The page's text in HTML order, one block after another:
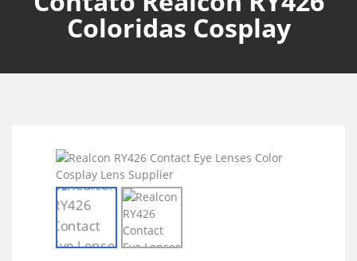
Coloridas Cosplay